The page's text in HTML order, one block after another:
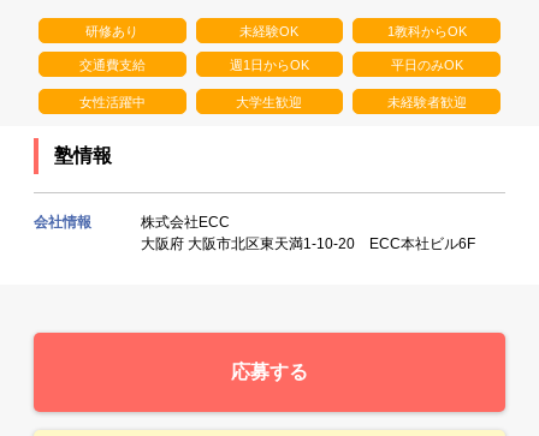
研修あり 未経験OK 1教科からOK
交通費支給 週1日からOK 平日のみOK
女性活躍中 大学生歓迎 未経験者歓迎
塾情報
会社情報
株式会社ECC
大阪府 大阪市北区東天満1-10-20 ECC本社ビル6F
応募する